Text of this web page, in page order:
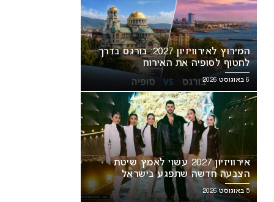
המירוץ לאירוויזיון 2027: בורגס בדרך
לחטוף לסופיה את האירוח
6 באוגוסט 2026
אירוויזיון 2027 עשוי לאמץ שיטת
הצבעה חדשה שתפגע בישראל
5 באוגוסט 2026